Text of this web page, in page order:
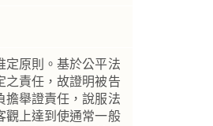
定原則。基於公平法
之責任，故證明被告
擔舉證責任，說服法
觀上達到使通常一般